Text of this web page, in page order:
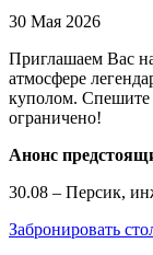
30 Мая 2026
Приглашаем Вас
атмосфере
куполом. Спешите
ограничено!
Анонс
30.08 – Персик,
Забронировать